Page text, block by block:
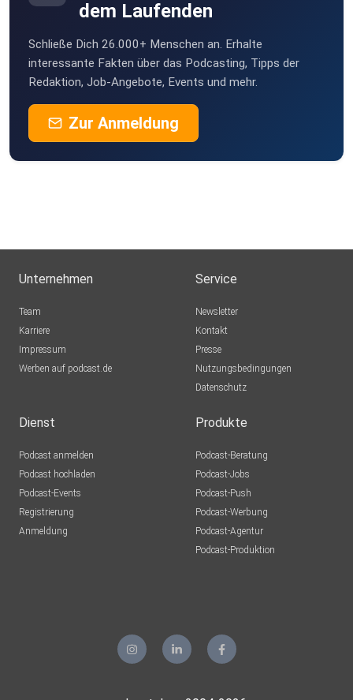
dem Laufenden
Schließe Dich 26.000+ Menschen an. Erhalte
interessante Fakten über das Podcasting, Tipps der
Redaktion, Job-Angebote, Events und mehr.
Zur Anmeldung
Unternehmen
Team
Karriere
Impressum
Werben auf podcast.de
Service
Newsletter
Kontakt
Presse
Nutzungsbedingungen
Datenschutz
Dienst
Podcast anmelden
Podcast hochladen
Podcast-Events
Registrierung
Anmeldung
Produkte
Podcast-Beratung
Podcast-Jobs
Podcast-Push
Podcast-Werbung
Podcast-Agentur
Podcast-Produktion